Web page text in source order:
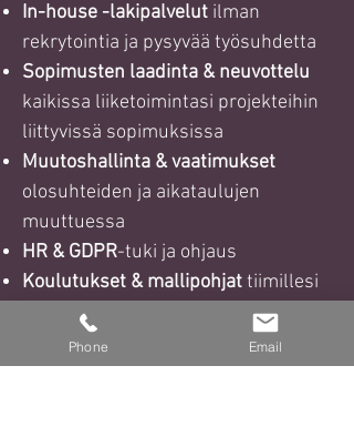
In-house -lakipalvelut ilman
rekrytointia ja pysyvää työsuhdetta
Sopimusten laadinta & neuvottelu
kaikissa liiketoimintasi projekteihin
liittyvissä sopimuksissa
Muutoshallinta & vaatimukset
olosuhteiden ja aikataulujen
muuttuessa
HR & GDPR-tuki ja ohjaus
Koulutukset & mallipohjattiimillesi
ja muille avainhenkilöille
Phone Email